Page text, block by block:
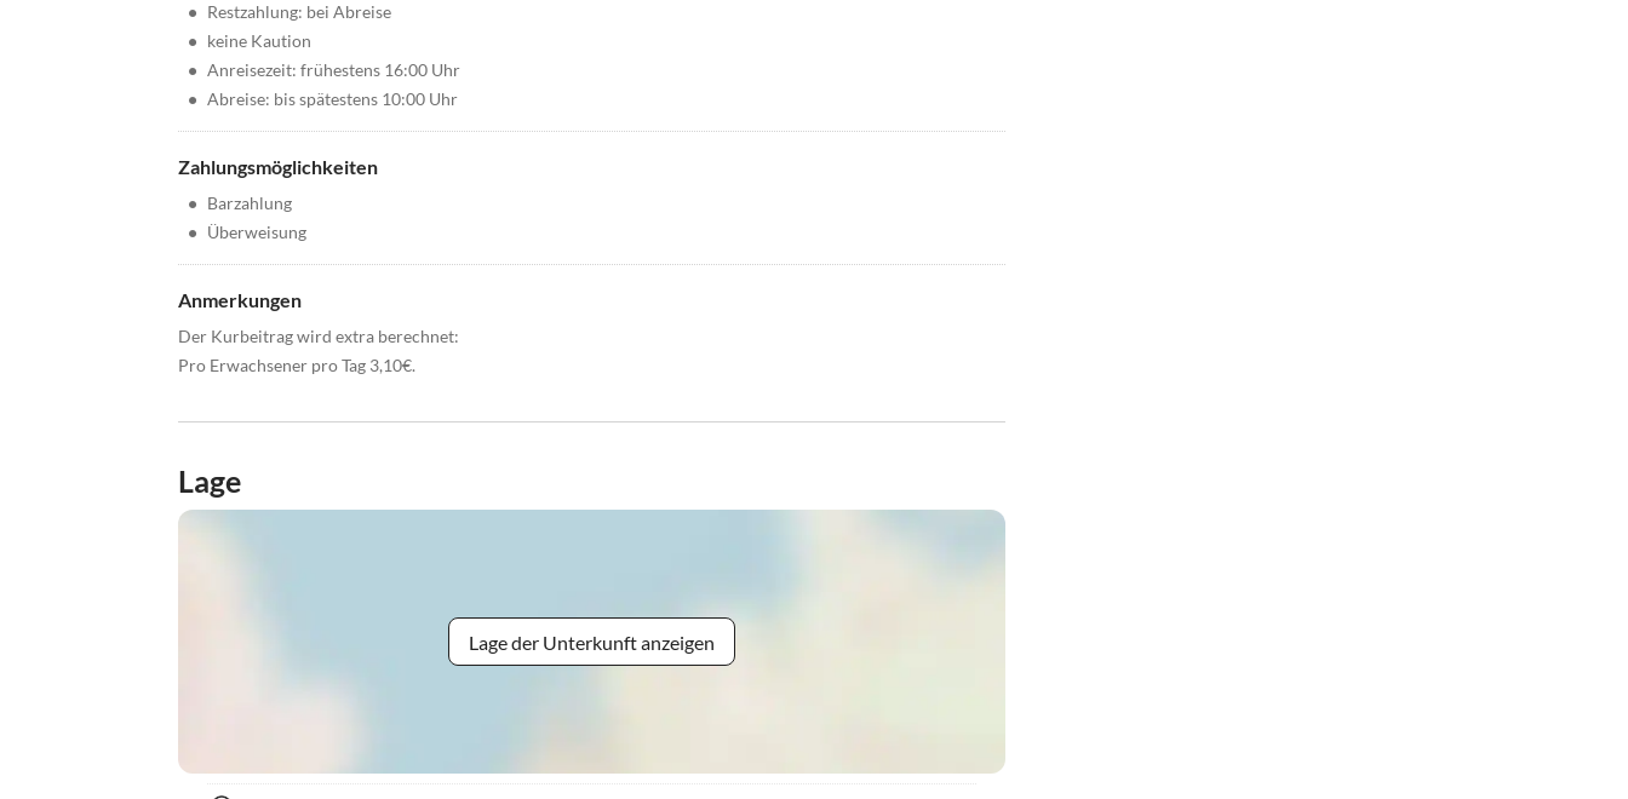
• Restzahlung: bei Abreise
• keine Kaution
• Anreisezeit: frühestens 16:00 Uhr
• Abreise: bis spätestens 10:00 Uhr
Zahlungsmöglichkeiten
• Barzahlung
• Überweisung
Anmerkungen
Der Kurbeitrag wird extra berechnet:
Pro Erwachsener pro Tag 3,10€.
Lage
Lage der Unterkunft anzeigen